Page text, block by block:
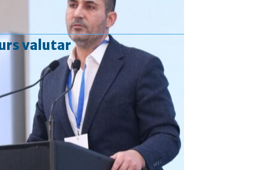
valutar
Curs valutar: 06 Aug 2026
EUR
: 5,2513 RON
+0,0024 ▲
USD: 4,5507 RON
+0,0027 ▲
CHF
: 5,6221 RON
+0,0011 ▲
GBP: 6,1236 RON
-0,0008 ▼
Convertor valutar